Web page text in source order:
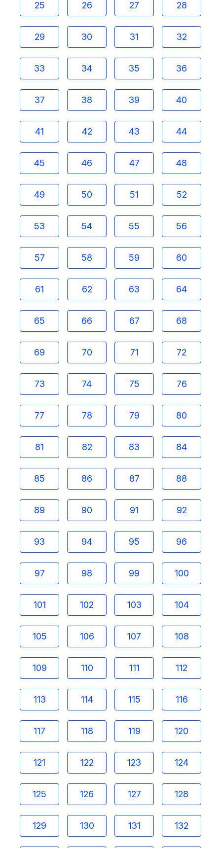
25 26 27 28
29 30 31 32
33 34 35 36
37 38 39 40
41 42 43 44
45 46 47 48
49 50 51 52
53 54 55 56
57 58 59 60
61 62 63 64
65 66 67 68
69 70 71 72
73 74 75 76
77 78 79 80
81 82 83 84
85 86 87 88
89 90 91 92
93 94 95 96
97 98 99 100
101 102 103 104
105 106 107 108
109 110 111 112
113 114 115 116
117 118 119 120
121 122 123 124
125 126 127 128
129 130 131 132